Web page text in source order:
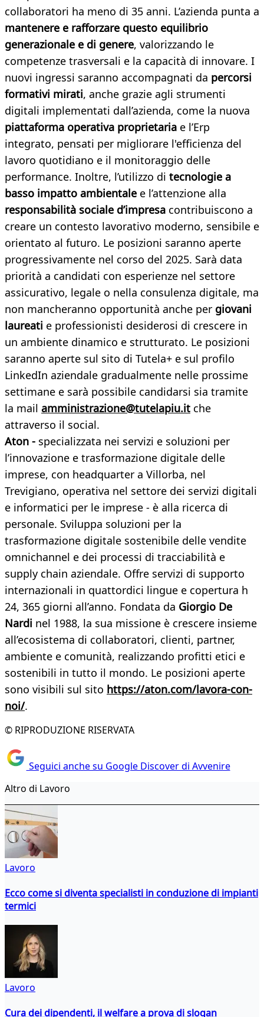
collaboratori ha meno di 35 anni. L’azienda punta a
mantenere e rafforzare questo equilibrio
generazionale e di genere, valorizzando le
competenze trasversali e la capacità di innovare. I
nuovi ingressi saranno accompagnati da percorsi
formativi mirati, anche grazie agli strumenti
digitali implementati dall’azienda, come la nuova
piattaforma operativa proprietaria e l’Erp
integrato, pensati per migliorare l'efficienza del
lavoro quotidiano e il monitoraggio delle
performance. Inoltre, l’utilizzo di tecnologie a
basso impatto ambientale e l’attenzione alla
responsabilità sociale d’impresa contribuiscono a
creare un contesto lavorativo moderno, sensibile e
orientato al futuro. Le posizioni saranno aperte
progressivamente nel corso del 2025. Sarà data
priorità a candidati con esperienze nel settore
assicurativo, legale o nella consulenza digitale, ma
non mancheranno opportunità anche per giovani
laureati e professionisti desiderosi di crescere in
un ambiente dinamico e strutturato. Le posizioni
saranno aperte sul sito di Tutela+ e sul profilo
LinkedIn aziendale gradualmente nelle prossime
settimane e sarà possibile candidarsi sia tramite
la mail amministrazione@tutelapiu.it che
attraverso il social.
Aton - specializzata nei servizi e soluzioni per
l’innovazione e trasformazione digitale delle
imprese, con headquarter a Villorba, nel
Trevigiano, operativa nel settore dei servizi digitali
e informatici per le imprese - è alla ricerca di
personale. Sviluppa soluzioni per la
trasformazione digitale sostenibile delle vendite
omnichannel e dei processi di tracciabilità e
supply chain aziendale. Offre servizi di supporto
internazionali in quattordici lingue e copertura h
24, 365 giorni all’anno. Fondata da Giorgio De
Nardi nel 1988, la sua missione è crescere insieme
all’ecosistema di collaboratori, clienti, partner,
ambiente e comunità, realizzando profitti etici e
sostenibili in tutto il mondo. Le posizioni aperte
sono visibili sul sito https://aton.com/lavora-con-
noi/.
© RIPRODUZIONE RISERVATA
Seguici anche su Google Discover di Avvenire
Altro di Lavoro
Lavoro
Ecco come si diventa specialisti in conduzione di impianti
termici
Lavoro
Cura dei dipendenti, il welfare a prova di slogan